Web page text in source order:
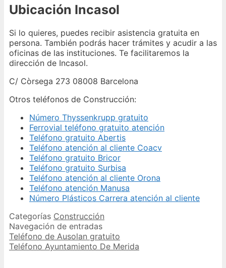
Ubicación Incasol
Si lo quieres, puedes recibir asistencia gratuita en
persona. También podrás hacer trámites y acudir a las
oficinas de las instituciones. Te facilitaremos la
dirección de Incasol.
C/ Còrsega 273 08008 Barcelona
Otros teléfonos de Construcción:
Número Thyssenkrupp gratuito
Ferrovial teléfono gratuito atención
Teléfono gratuito Abertis
Teléfono atención al cliente Coacv
Teléfono gratuito Bricor
Teléfono gratuito Surbisa
Teléfono atención al cliente Orona
Teléfono atención Manusa
Número Plásticos Carrera atención al cliente
Categorías Construcción
Navegación de entradas
Teléfono de Ausolan gratuito
Teléfono Ayuntamiento De Merida